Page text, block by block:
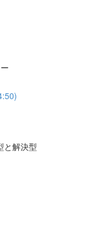
解決型